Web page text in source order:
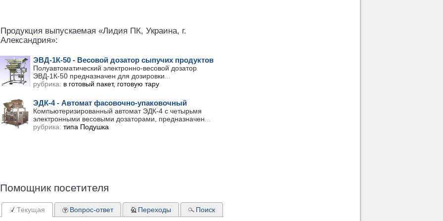
Продукция выпускаемая «Лидия ПК, Украина, г.
Александрия»:
ЭВД-1К-50 - Весовой дозатор сыпучих продуктов
Полуавтоматический электронно-весовой дозатор
ЭВД-1К-50 предназначен для дозировки
рубрика: в готовый пакет, готовую тару
ЭДК-4 - Автомат фасовочно-упаковочный
Компьютеризированный автомат ЭДК-4 с четырьмя
электронными весовыми дозаторами, предназначен
рубрика: типа Подушка
Помощник посетителя
Текущая Вопрос-ответ Переходы Поиск